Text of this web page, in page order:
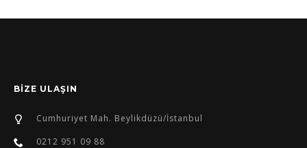
BİZE ULAŞIN
Cumhuriyet Mah. Beylikdüzü/İstanbul
0212 951 09 88